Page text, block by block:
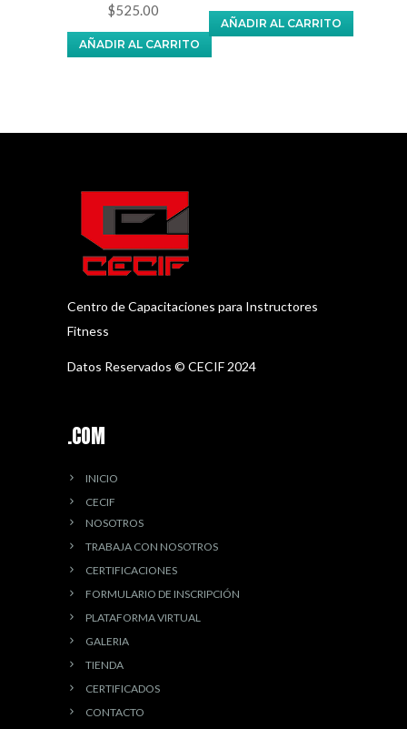
$525.00
AÑADIR AL CARRITO
AÑADIR AL CARRITO
Centro de Capacitaciones para Instructores
Fitness
Datos Reservados © CECIF 2024
.COM
INICIO
CECIF
NOSOTROS
TRABAJA CON NOSOTROS
CERTIFICACIONES
FORMULARIO DE INSCRIPCIÓN
PLATAFORMA VIRTUAL
GALERIA
TIENDA
CERTIFICADOS
CONTACTO